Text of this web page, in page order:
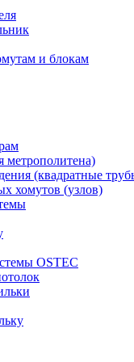
и блокам
(квадратные
хомутов (узлов)
OSTEC